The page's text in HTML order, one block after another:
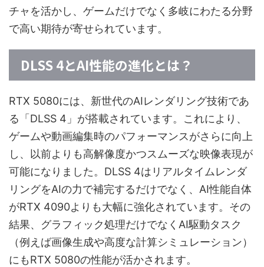
チャを活かし、ゲームだけでなく多岐にわたる分野
で高い期待が寄せられています。
DLSS 4とAI性能の進化とは？
RTX 5080には、新世代のAIレンダリング技術であ
る「DLSS 4」が搭載されています。これにより、
ゲームや動画編集時のパフォーマンスがさらに向上
し、以前よりも高解像度かつスムーズな映像表現が
可能になりました。DLSS 4はリアルタイムレンダ
リングをAIの力で補完するだけでなく、AI性能自体
がRTX 4090よりも大幅に強化されています。その
結果、グラフィック処理だけでなくAI駆動タスク
（例えば画像生成や高度な計算シミュレーション）
にもRTX 5080の性能が活かされます。